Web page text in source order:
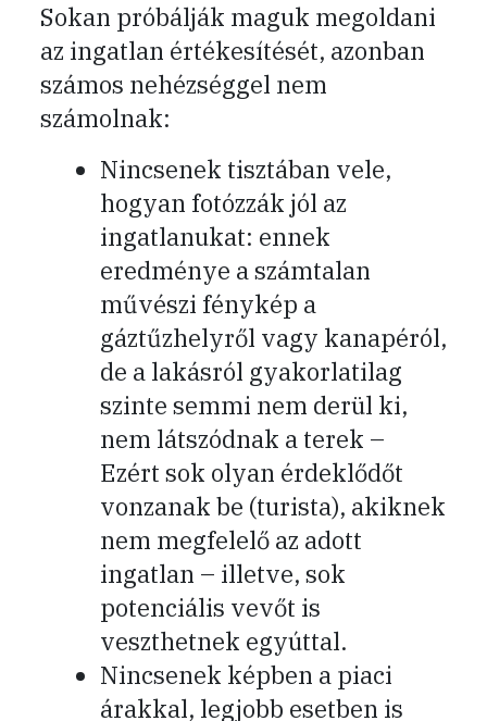
Sokan próbálják maguk megoldani
az ingatlan értékesítését, azonban
számos nehézséggel nem
számolnak:
Nincsenek tisztában vele,
hogyan fotózzák jól az
ingatlanukat: ennek
eredménye a számtalan
művészi fénykép a
gáztűzhelyről vagy kanapéról,
de a lakásról gyakorlatilag
szinte semmi nem derül ki,
nem látszódnak a terek –
Ezért sok olyan érdeklődőt
vonzanak be (turista), akiknek
nem megfelelő az adott
ingatlan – illetve, sok
potenciális vevőt is
veszthetnek egyúttal.
Nincsenek képben a piaci
árakkal, legjobb esetben is